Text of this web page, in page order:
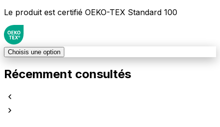
Le produit est certifié OEKO-TEX Standard 100
Choisis une option
Récemment consultés